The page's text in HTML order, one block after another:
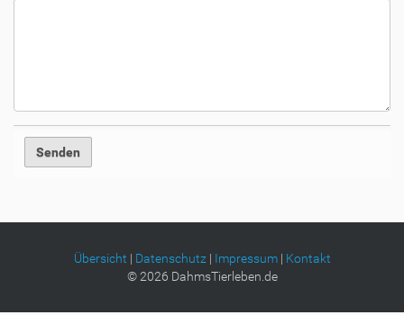
Übersicht | Datenschutz| Impressum| Kontakt
©2026 DahmsTierleben.de